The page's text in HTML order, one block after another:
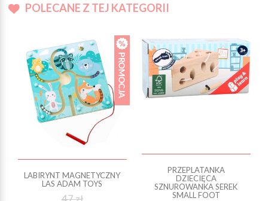
POLECANE Z TEJ KATEGORII
LABIRYNT MAGNETYCZNY
LAS ADAM TOYS
PRZEPLATANKA
DZIECIĘCA
SZNUROWANKA SEREK
SMALL FOOT